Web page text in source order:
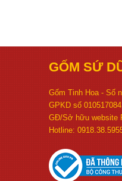
GỐM SỨ
Gốm Tinh Hoa - Số
GPKD số
GĐ/Sở hữu website
Hotline: